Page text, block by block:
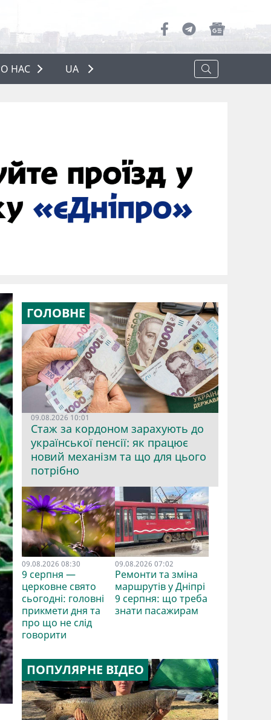
НАС
НАС
UA
ГОЛОВНЕ
09.08.2026 10:01
Стаж за кордоном зарахують до
української пенсії: як працює
новий механізм та що для цього
потрібно
09.08.2026 08:30
9 серпня —
церковне свято
сьогодні: головні
прикмети дня та
про що не слід
говорити
09.08.2026 07:02
Ремонти та зміна
маршрутів у Дніпрі
9 серпня: що треба
знати пасажирам
ПОПУЛЯРНЕ ВІДЕО